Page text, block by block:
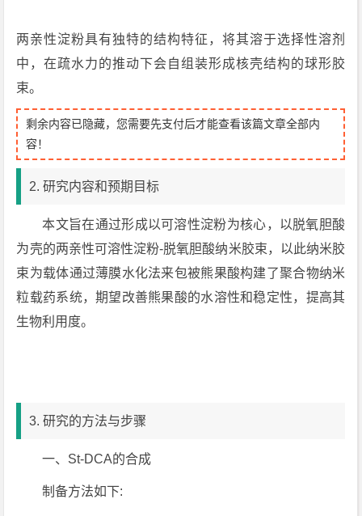
两亲性淀粉具有独特的结构特征，将其溶于选择性溶剂
中，在疏水力的推动下会自组装形成核壳结构的球形胶
束。
剩余内容已隐藏，您需要先支付后才能查看该篇文章全部内
容！
2. 研究内容和预期目标
本文旨在通过形成以可溶性淀粉为核心，以脱氧胆酸
为壳的两亲性可溶性淀粉-脱氧胆酸纳米胶束，以此纳米胶
束为载体通过薄膜水化法来包被熊果酸构建了聚合物纳米
粒载药系统，期望改善熊果酸的水溶性和稳定性，提高其
生物利用度。
3. 研究的方法与步骤
一、St-DCA的合成
制备方法如下: